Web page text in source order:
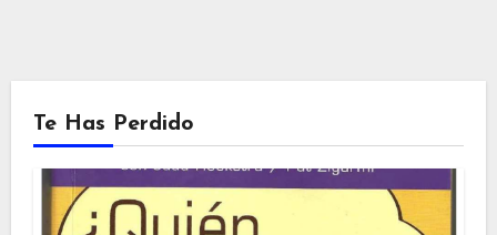
Te Has Perdido